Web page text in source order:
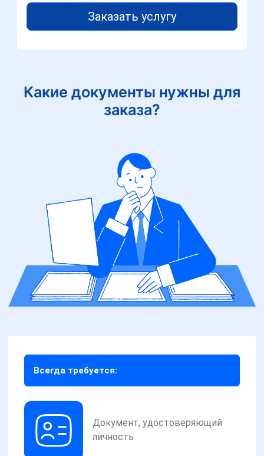
Заказать услугу
Какие документы нужны для
заказа?
Всегда требуется:
Документ, удостоверяющий
личность